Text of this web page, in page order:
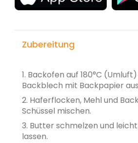
Zubereitung
1. Backofen auf 180°C
Backblech mit Backpapier
2. Haferflocken, Mehl und
Schüssel mischen.
3. Butter schmelzen und
lassen.